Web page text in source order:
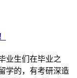
业生们在毕业之
学的，有考研深造